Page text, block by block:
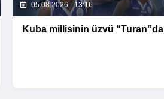
05.08.2026 - 13:16
Kuba millisinin üzvü “Turan”da